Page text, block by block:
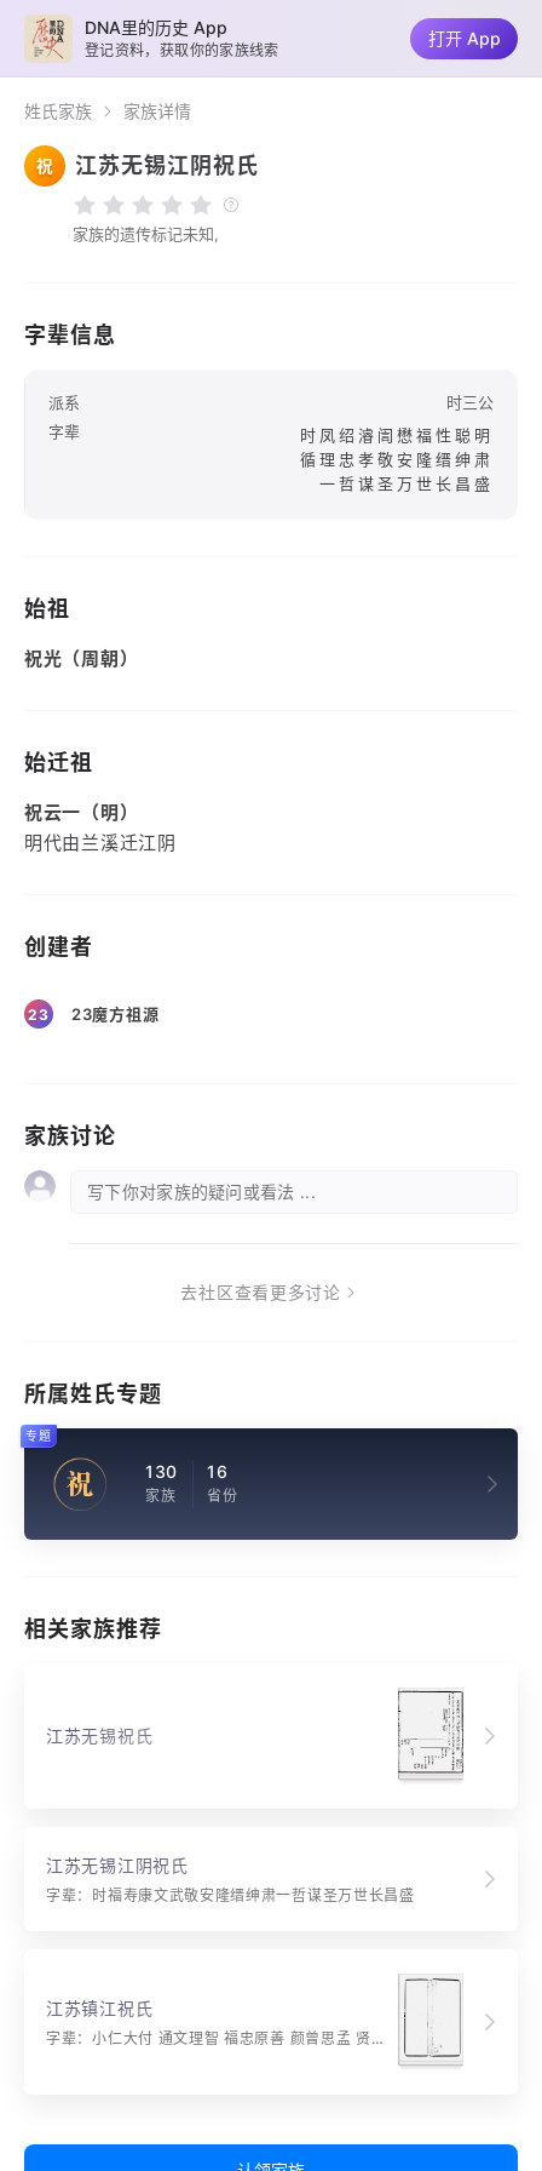
姓氏家族 家族详情
祝 江苏无锡江阴祝氏
家族的遗传标记未知,
字辈信息
派系
时三公
字辈
时凤绍濬訚懋福性聪明
循理忠孝敬安隆缙绅肃
一哲谋圣万世长昌盛
始祖
祝光（周朝）
始迁祖
祝云一（明）
明代由兰溪迁江阴
创建者
23 23魔方祖源
家族讨论
写下你对家族的疑问或看法 ...
去社区查看更多讨论
所属姓氏专题
祝 130
家族
16
省份
专题
相关家族推荐
江苏无锡祝氏
江苏无锡江阴祝氏
字辈：时福寿康文武敬安隆缙绅肃一哲谋圣万世长昌盛
江苏镇江祝氏
字辈：小仁大付 通文理智 福忠原善 颜曾思孟 贤良方正 兆昌德明 家庭永兴 允恭克让 道义承恩
DNA里的历史 App
登记资料，获取你的家族线索
打开 App